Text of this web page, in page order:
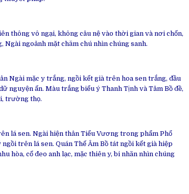
thông vô ngại, không câu nệ vào thời gian và nơi chốn,
ngoảnh mặt chăm chú nhìn chúng sanh.
Ngài mặc y trắng, ngồi kết già trên hoa sen trắng, đầu
nguyện ấn. Màu trắng biểu ý Thanh Tịnh và Tâm Bồ đề,
trường thọ.
lá sen. Ngài hiện thân Tiểu Vương trong phẩm Phổ
trên lá sen. Quán Thế Âm Bồ tát ngồi kết già hiệp
hòa, cổ đeo anh lạc, mặc thiên y, bi nhãn nhìn chúng